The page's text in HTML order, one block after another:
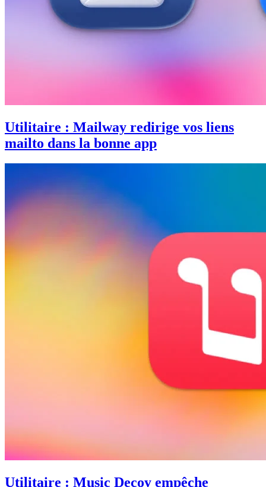
Utilitaire : Mailway redirige vos liens
mailto dans la bonne app
Utilitaire : Music Decoy empêche